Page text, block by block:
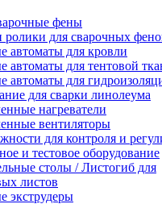
фены
ролики для сварочных
автоматы для кровли
автоматы для тентовой
автоматы для
для сварки линолеума
нагреватели
вентиляторы
для контроля и
и тестовое оборудование
столы / Листогиб для
листов
экструдеры